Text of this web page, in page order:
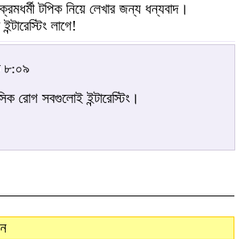
টপিক নিয়ে লেখার জন্য ধন্যবাদ।
লাগে!
৮:০৯
রোগ সবগুলোই ইন্টারেস্টিং।